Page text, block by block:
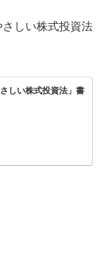
さしい株式投資法
しい株式投資法」書